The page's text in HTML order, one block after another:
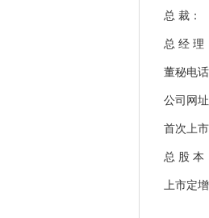
总 裁：
总 经 理
董秘电
公司网址
首次上
总 股 本
上市定增